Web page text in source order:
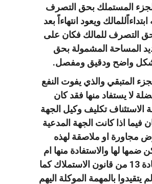
المستملك بحق التصرف
ويعود انتهاءاً بعد
حق التصرف للمالك فكان على
المساحة المشمولة بحق
واضح ودقيق ومفصل.
المتبقي والذي يفوت النفع
لا يستفاد منها فقد كان
تكليف وكيل الجهة
فيما اذا كانت الجهة المدعية
مجاورة او ملاصقة لهذه
ضمها لها والاستفادة منها ام
لا عملاً بالمادة 13 من قانون الاستملاك كما
يتقيدوا بالمهمة الموكلة اليهم